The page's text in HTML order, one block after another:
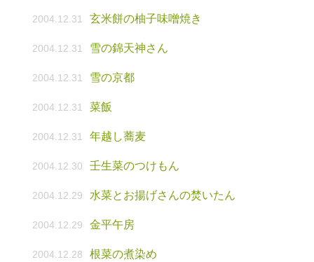
2004.12.31 玄米餅の柚子味噌焼き
2004.12.31 雪の錦天神さん
2004.12.31 雪の京都
2004.12.31 菜飯
2004.12.31 年越し蕎麦
2004.12.30 壬生菜のつけもん
2004.12.29 水菜とお揚げさんの焚いたん
2004.12.29 金平午房
2004.12.28 根菜の煮染め